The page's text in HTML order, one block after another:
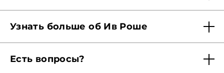
Карта Мерси
Отследить заказ
Узнать больше об Ив Роше
Наши обязательства
Есть вопросы?